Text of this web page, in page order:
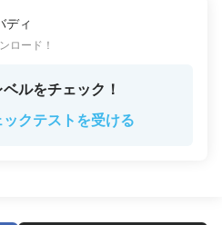
ディ
ロード！
ルをチェック！
クテストを受ける